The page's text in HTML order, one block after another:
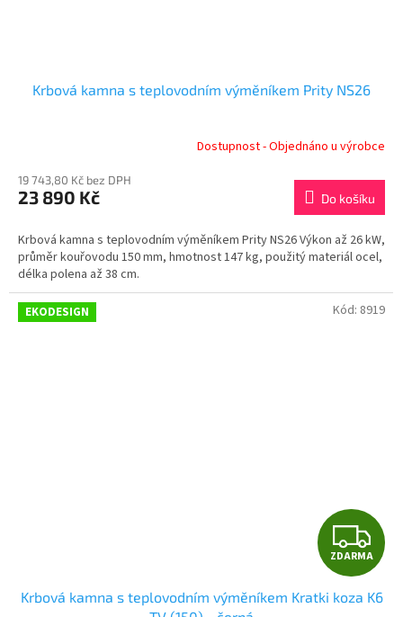
Krbová kamna s teplovodním výměníkem Prity NS26
Dostupnost - Objednáno u výrobce
19 743,80 Kč bez DPH
23 890 Kč Do košíku
Krbová kamna s teplovodním výměníkem Prity NS26 Výkon až 26 kW,
průměr kouřovodu 150 mm, hmotnost 147 kg, použitý materiál ocel,
délka polena až 38 cm.
EKODESIGN
Z
D
ZDARMA
Krbová kamna s teplovodním výměníkem Kratki koza K6
Kód: 8919